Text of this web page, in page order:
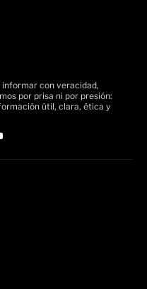
con veracidad,
por prisa ni por presión:
útil, clara, ética y